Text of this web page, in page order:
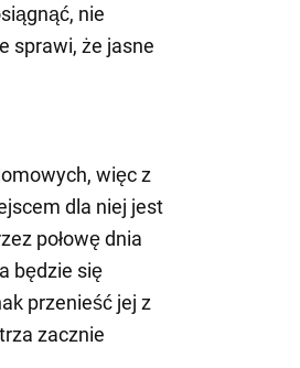
nie
sprawi, że jasne
więc z
dla niej jest
połowę dnia
będzie się
przenieść jej z
zacznie